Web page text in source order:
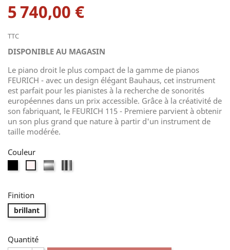
5 740,00 €
TTC
DISPONIBLE AU MAGASIN
Le piano droit le plus compact de la gamme de pianos
FEURICH - avec un design élégant Bauhaus, cet instrument
est parfait pour les pianistes à la recherche de sonorités
européennes dans un prix accessible. Grâce à la créativité de
son fabriquant, le FEURICH 115 - Premiere parvient à obtenir
un son plus grand que nature à partir d'un instrument de
taille modérée.
Couleur
BlancNoir
Finition
brillant
Quantité